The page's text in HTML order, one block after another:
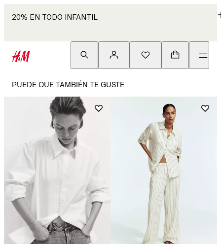
20% EN TODO INFANTIL
PUEDE QUE TAMBIÉN TE GUSTE